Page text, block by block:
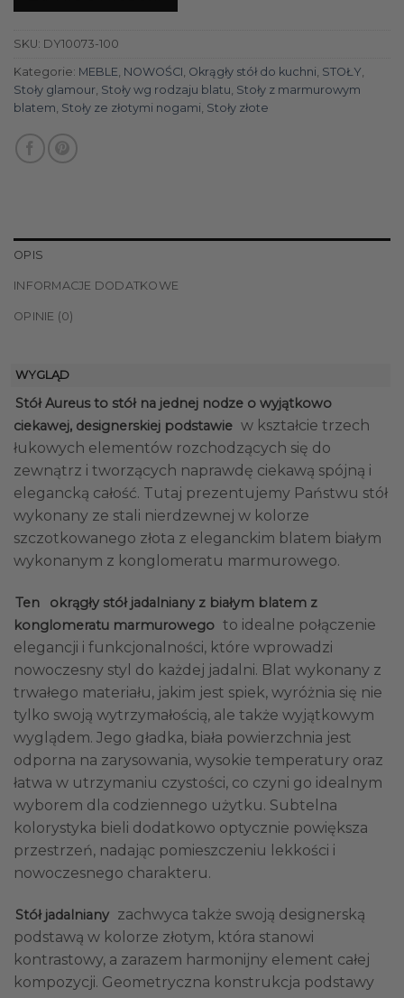
SKU: DY10073-100
Kategorie: MEBLE, NOWOŚCI, Okrągły stół do kuchni, STOŁY,
Stoły glamour, Stoły wg rodzaju blatu, Stoły z marmurowym
blatem, Stoły ze złotymi nogami, Stoły złote
OPIS
INFORMACJE DODATKOWE
OPINIE (0)
WYGLĄD
Stół Aureus to stół na jednej nodze o wyjątkowo
ciekawej, designerskiej podstawie w kształcie trzech
łukowych elementów rozchodzących się do
zewnątrz i tworzących naprawdę ciekawą spójną i
elegancką całość. Tutaj prezentujemy Państwu stół
wykonany ze stali nierdzewnej w kolorze
szczotkowanego złota z eleganckim blatem białym
wykonanym z konglomeratu marmurowego.
Ten
okrągły stół jadalniany z białym blatem z
konglomeratu marmurowego to idealne połączenie
elegancji i funkcjonalności, które wprowadzi
nowoczesny styl do każdej jadalni. Blat wykonany z
trwałego materiału, jakim jest spiek, wyróżnia się nie
tylko swoją wytrzymałością, ale także wyjątkowym
wyglądem. Jego gładka, biała powierzchnia jest
odporna na zarysowania, wysokie temperatury oraz
łatwa w utrzymaniu czystości, co czyni go idealnym
wyborem dla codziennego użytku. Subtelna
kolorystyka bieli dodatkowo optycznie powiększa
przestrzeń, nadając pomieszczeniu lekkości i
nowoczesnego charakteru.
Stół jadalniany zachwyca także swoją designerską
podstawą w kolorze złotym, która stanowi
kontrastowy, a zarazem harmonijny element całej
kompozycji. Geometryczna konstrukcja podstawy